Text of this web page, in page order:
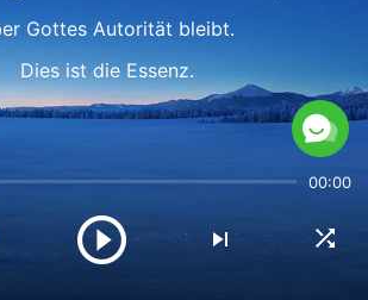
Gottes Autorität bleibt.
Dies ist die Essenz.
für Gott, den Schöpfer.
in allem, nun offenbart als real.
00:00